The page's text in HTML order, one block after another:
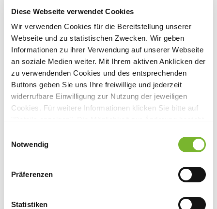
Diese Webseite verwendet Cookies
Wir verwenden Cookies für die Bereitstellung unserer
Webseite und zu statistischen Zwecken. Wir geben
Informationen zu ihrer Verwendung auf unserer Webseite
an soziale Medien weiter. Mit Ihrem aktiven Anklicken der
zu verwendenden Cookies und des entsprechenden
Buttons geben Sie uns Ihre freiwillige und jederzeit
widerrufbare Einwilligung zur Nutzung der jeweiligen
Cookies. Für weitere Informationen klicken Sie bitte auf
Datenschutzerklärung
Notwendig
Präferenzen
Statistiken
Ärzteblätter melden Sie sich bitte bei den Mitarbeiterinnen und
Mitarbeitern der Meldeabteilung. Die Änderung der
Zustellungsanschrift kann lediglich über die Ärztekammer
Nordrhein erfolgen und nicht über die jeweiligen Verlage.
Für Doppelbezieher (zum Beispiel Ehepaare, Partnerschaften)
gibt es die Möglichkeit, die Zustellung eines Exemplares des
Rheinischen Ärzteblattesbzw. desDeutschen Ärzteblattes
abzubestellen.
0211 / 4302 -2441
0211 / 4302-2449